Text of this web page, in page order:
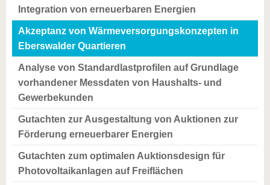
Integration von erneuerbaren Energien
Akzeptanz von Wärmeversorgungskonzepten in
Eberswalder Quartieren
Analyse von Standardlastprofilen auf Grundlage
vorhandener Messdaten von Haushalts- und
Gewerbekunden
Gutachten zur Ausgestaltung von Auktionen zur
Förderung erneuerbarer Energien
Gutachten zum optimalen Auktionsdesign für
Photovoltaikanlagen auf Freiflächen